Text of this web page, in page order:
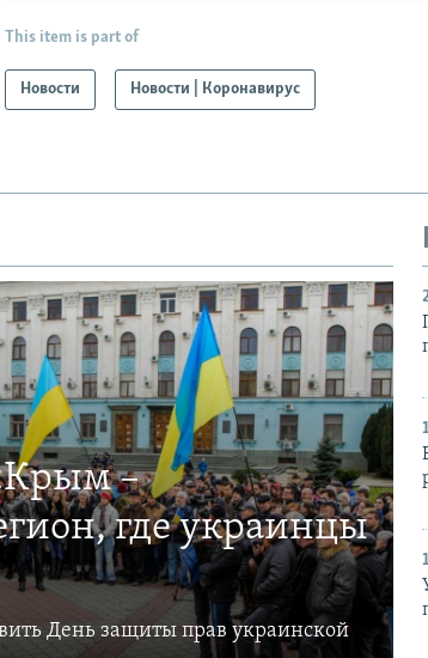
This item is part of
Новости Новости | Коронавирус
–
где украинцы
День защиты прав украинской